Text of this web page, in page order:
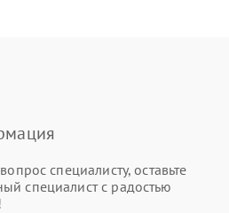
специалисту, оставьте
специалист с радостью